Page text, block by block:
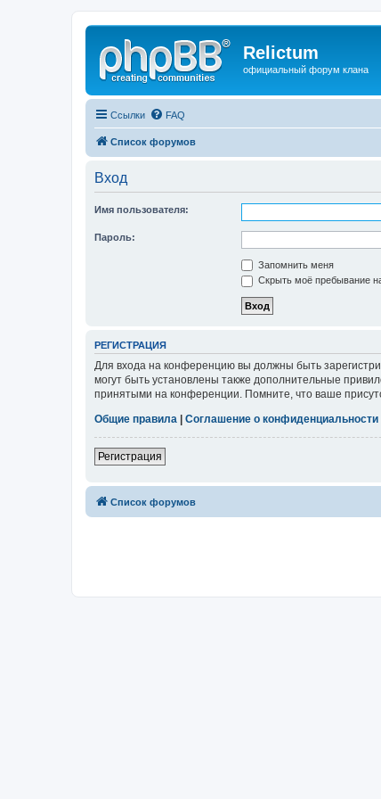
Relictum
официальный форум клана
Ссылки FAQ
Список форумов
Вход
Имя пользователя:
Пароль:
Запомнить меня
Скрыть моё пребывание
РЕГИСТРАЦИЯ
Для входа на конференцию вы должны быть
могут быть установлены также дополнительные
принятыми на конференции. Помните, что ваше
Общие правила
Соглашение о конфиденциальности
Регистрация
Список форумов